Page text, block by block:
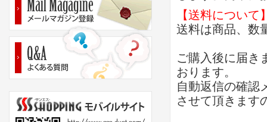
【送料について
送料は商品、数
ご購入後に届き
おります。
自動返信の確認
させて頂きます